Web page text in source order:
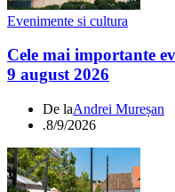
Evenimente si cultura
Cele mai importante
9 august 2026
De laAndrei Mureșan
.8/9/2026